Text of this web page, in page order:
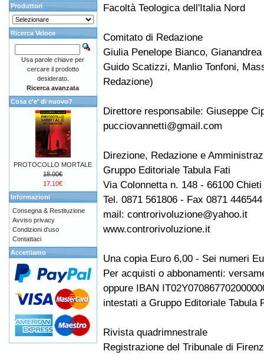
Facoltà Teologica dell'Italia Nord
Comitato di Redazione
Giulia Penelope Bianco,
Guido Scatizzi, Manlio Tonfoni,
Redazione)
Direttore responsabile: Giuseppe
pucciovannetti@gmail.com
Direzione, Redazione e
Gruppo Editoriale Tabula Fati
Via Colonnetta n. 148 - 66100 Chieti
Tel. 0871 561806 - Fax 0871 446544
mail: controrivoluzione@yahoo.it
www.controrivoluzione.it
Una copia Euro 6,00 - Sei numeri
Per acquisti o abbonamenti:
oppure IBAN
intestati a Gruppo Editoriale Tabula
Rivista quadrimnestrale
Registrazione del Tribunale di
Produttori
Ricerca Veloce
Usa parole chiave per
cercare il prodotto
desiderato.
Ricerca avanzata
Cosa c'e' di nuovo?
PROTOCOLLO MORTALE
18.00€
17.10€
Informazioni
Consegna & Restituzione
Avviso privacy
Condizioni d'uso
Contattaci
Accettiamo